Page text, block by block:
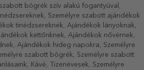
bögrék szív alakú fogantyúval
Személyre szabott ajándékok
tinédzsereknek Ajándékok lányoknak
kettőnknek Ajándékok nővérnek
Ajándékok hideg napokra
Személyre
szabott bögrék
Személyre szabott
Kávé Tizenévesek
Személyre